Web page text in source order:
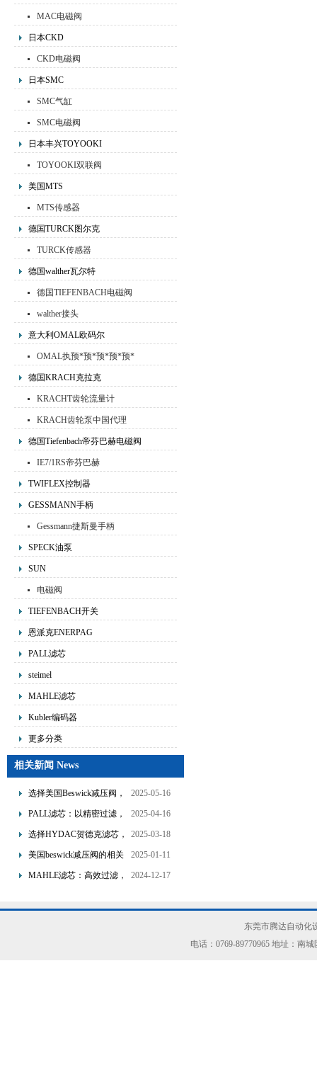
MAC电磁阀
日本CKD
CKD电磁阀
日本SMC
SMC气缸
SMC电磁阀
日本丰兴TOYOOKI
TOYOOKI双联阀
美国MTS
MTS传感器
德国TURCK图尔克
TURCK传感器
德国walther瓦尔特
德国TIEFENBACH电磁阀
walther接头
意大利OMAL欧码尔
OMAL执预*预*预*预*预*
预先进行器,OMAL阀门
德国KRACH克拉克
KRACHT齿轮流量计
KRACH齿轮泵中国代理
德国Tiefenbach帝芬巴赫电磁阀
IE7/1RS帝芬巴赫
TWIFLEX控制器
GESSMANN手柄
Gessmann捷斯曼手柄
SPECK油泵
SUN
电磁阀
TIEFENBACH开关
恩派克ENERPAG
PALL滤芯
steimel
MAHLE滤芯
Kubler编码器
更多分类
相关新闻 News
选择美国Beswick减压阀，
提升流体系统效率
2025-05-16
PALL滤芯：以精密过滤，
为工业流体筑起“隐形安全
2025-04-16
选择HYDAC贺德克滤芯，
享受精准过滤与稳定性能
2025-03-18
美国beswick减压阀的相关
知识
2025-01-11
MAHLE滤芯：高效过滤，
2024-12-17
东莞市腾达自动化
电话：0769-89770965 地址：南